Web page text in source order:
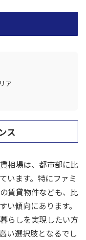
ア
ス
相場は、都市部に比
います。特にファミ
賃貸物件なども、比
い傾向にあります。
らしを実現したい方
い選択肢となるでし